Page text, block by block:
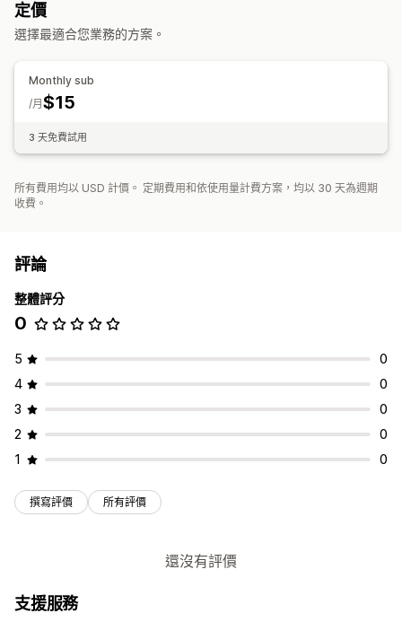
定價
選擇最適合您業務的方案。
Monthly sub
$15
/月
3 天免費試用
所有費用均以 USD 計價。 定期費用和依使用量計費方案，均以 30 天為週期
收費。
評論
整體評分
0
5
0
4
0
3
0
2
0
1
0
撰寫評價 所有評價
還沒有評價
支援服務